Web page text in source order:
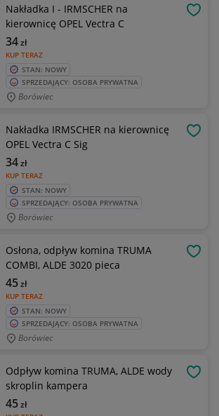
Nakładka I - IRMSCHER na
kierownicę OPEL Vectra C
KUP TERAZ
34zł
STAN: NOWY
SPRZEDAJĄCY: OSOBA PRYWATNA
Borówiec
Nakładka IRMSCHER na kierownicę
OPEL Vectra C Sig
KUP TERAZ
34zł
STAN: NOWY
SPRZEDAJĄCY: OSOBA PRYWATNA
Borówiec
Osłona, odpływ komina TRUMA
COMBI, ALDE 3020 pieca
KUP TERAZ
45zł
STAN: NOWY
SPRZEDAJĄCY: OSOBA PRYWATNA
Borówiec
Odpływ komina TRUMA, ALDE wody
skroplin kampera
45zł